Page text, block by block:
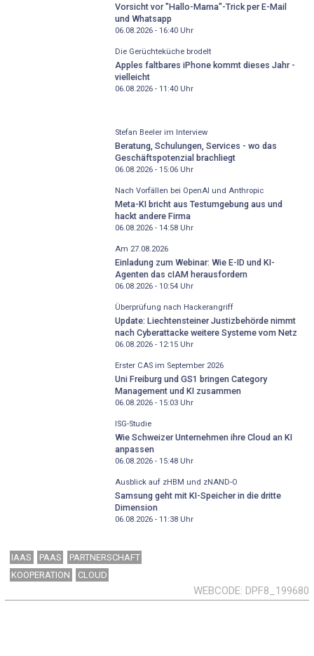
Vorsicht vor "Hallo-Mama"-Trick per E-Mail
und Whatsapp
06.08.2026 - 16:40Uhr
Die Gerüchteküche brodelt
Apples faltbares iPhone kommt dieses Jahr -
vielleicht
06.08.2026 - 11:40Uhr
Stefan Beeler im Interview
Beratung, Schulungen, Services - wo das
Geschäftspotenzial brachliegt
06.08.2026 - 15:06Uhr
Nach Vorfällen bei OpenAI und Anthropic
Meta-KI bricht aus Testumgebung aus und
hackt andere Firma
06.08.2026 - 14:58Uhr
Am 27.08.2026
Einladung zum Webinar: Wie E-ID und KI-
Agenten das cIAM herausfordern
06.08.2026 - 10:54Uhr
Überprüfung nach Hackerangriff
Update: Liechtensteiner Justizbehörde nimmt
nach Cyberattacke weitere Systeme vom Netz
06.08.2026 - 12:15Uhr
Erster CAS im September 2026
Uni Freiburg und GS1 bringen Category
Management und KI zusammen
06.08.2026 - 15:03Uhr
ISG-Studie
Wie Schweizer Unternehmen ihre Cloud an KI
anpassen
06.08.2026 - 15:48Uhr
Ausblick auf zHBM und zNAND-O
Samsung geht mit KI-Speicher in die dritte
Dimension
06.08.2026 - 11:38Uhr
IAAS PAAS
PARTNERSCHAFT
KOOPERATION
CLOUD
WEBCODE DPF8_199680